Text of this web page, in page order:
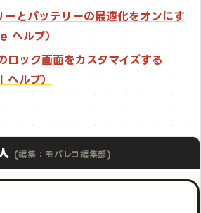
ーとバッテリーの最適化をオンにす
ヘルプ）
ック画面をカスタマイズする
ルプ）
(編集：モバレコ編集部)